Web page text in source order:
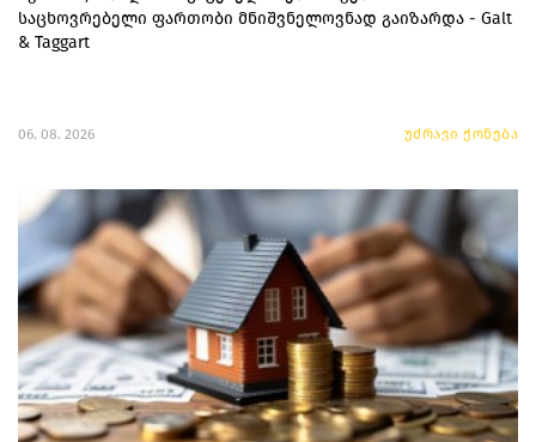
საცხოვრებელი ფართობი მნიშვნელოვნად გაიზარდა - Galt
& Taggart
06. 08. 2026 უძრავი ქონება